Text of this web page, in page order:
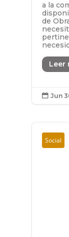
a la
de
Leer
 Jun
Social